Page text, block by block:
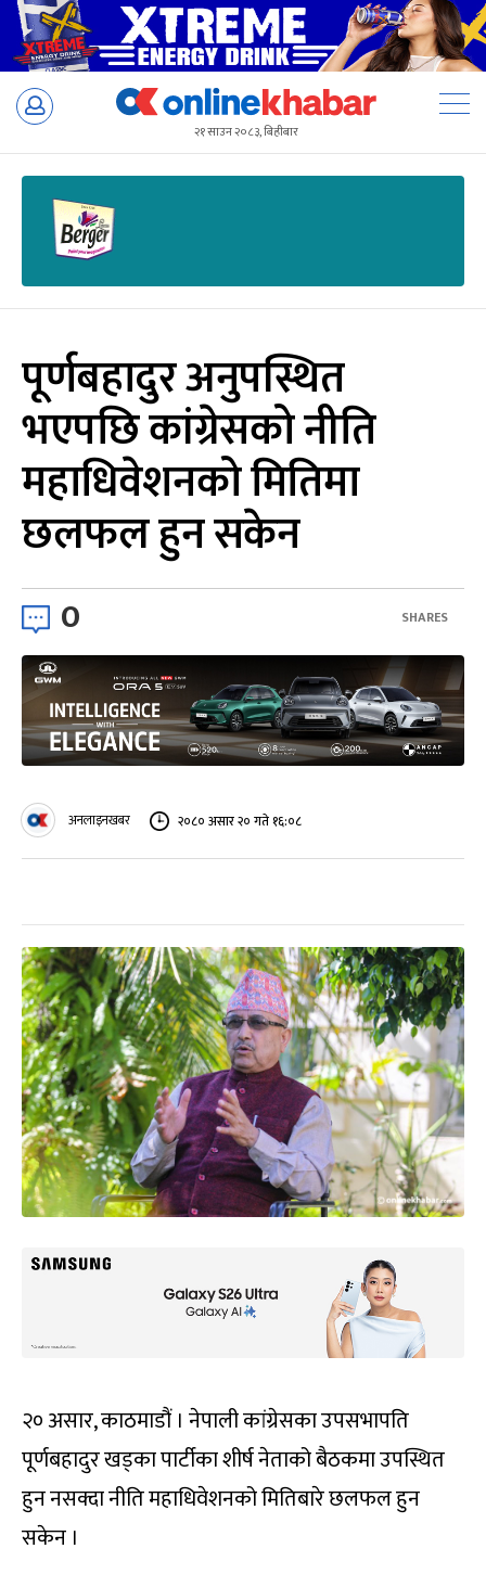
Skip
२१ साउन २०८३, बिहीबार
पूर्णबहादुर अनुपस्थित
भएपछि कांग्रेसको नीति
महाधिवेशनको मितिमा
छलफल हुन सकेन
0 SHARES
अनलाइनखबर २०८० असार २० गते १६:०८
२० असार, काठमाडौं । नेपाली कांग्रेसका उपसभापति
पूर्णबहादुर खड्का पार्टीका शीर्ष नेताको बैठकमा उपस्थित
हुन नसक्दा नीति महाधिवेशनको मितिबारे छलफल हुन
सकेन ।